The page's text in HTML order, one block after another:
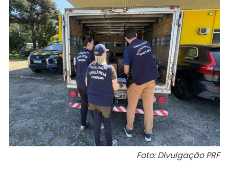
Foto: Divulgação PRF